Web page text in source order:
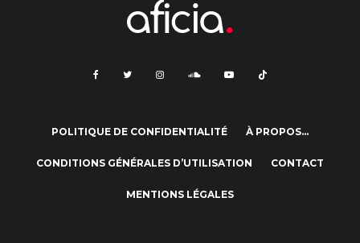
POLITIQUE DE CONFIDENTIALITÉ À PROPOS…
CONDITIONS GÉNÉRALES D’UTILISATION CONTACT
MENTIONS LÉGALES